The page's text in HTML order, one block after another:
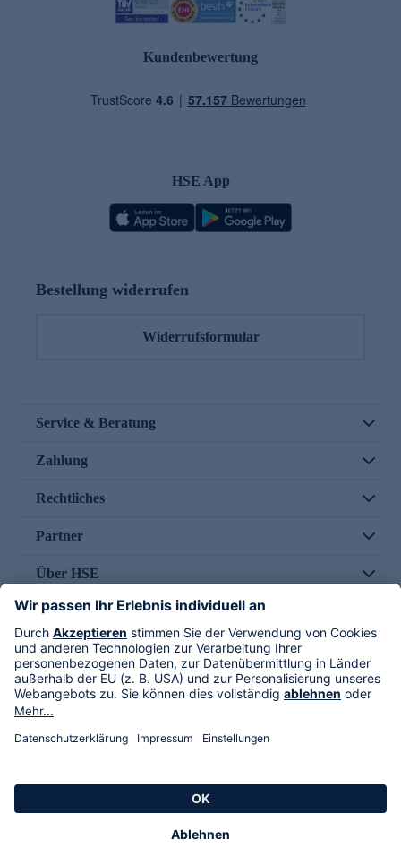
Kundenbewertung
HSE App
Bestellung widerrufen
Widerrufsformular
Service & Beratung
Zahlung
Rechtliches
Partner
Über HSE
Im TV
HSE International